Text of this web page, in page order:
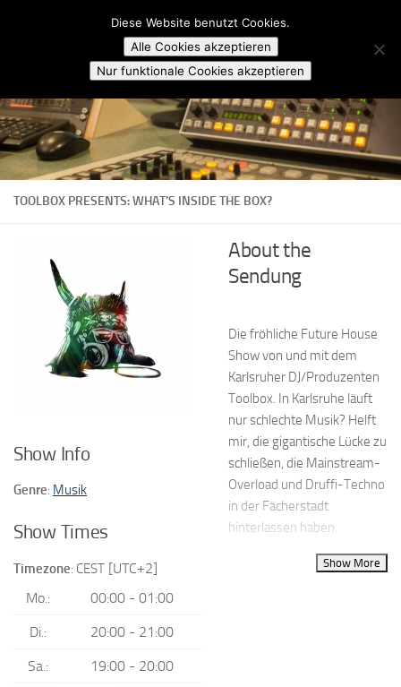
Skip to content
Campusradio Karlsruhe
TOOLBOX PRESENTS: WHAT’S INSIDE THE BOX?
Show Info
Genre: Musik
Show Times
Timezone: CEST [UTC+2]
Mo. : 00:00 - 01:00
Di. : 20:00 - 21:00
Sa. : 19:00 - 20:00
About the
Sendung
Die fröhliche Future House
Show von und mit dem
Karlsruher DJ/Produzenten
Toolbox. In Karlsruhe läuft
nur schlechte Musik? Helft
mir, die gigantische Lücke zu
schließen, die Mainstream-
Overload und Druffi-Techno
in der Fächerstadt
hinterlassen haben.
Diese Website benutzt Cookies.
Alle Cookies akzeptieren
Nur funktionale Cookies akzeptieren